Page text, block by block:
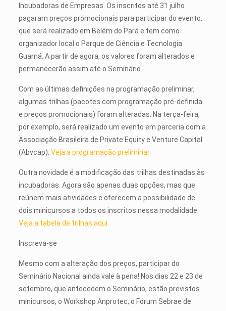
Incubadoras de Empresas. Os inscritos até 31 julho
pagaram preços promocionais para participar do evento,
que será realizado em Belém do Pará e tem como
organizador local o Parque de Ciência e Tecnologia
Guamá. A partir de agora, os valores foram alterados e
permanecerão assim até o Seminário.
Com as últimas definições na programação preliminar,
algumas trilhas (pacotes com programação pré-definida
e preços promocionais) foram alteradas. Na terça-feira,
por exemplo, será realizado um evento em parceria com a
Associação Brasileira de Private Equity e Venture Capital
(Abvcap). Veja a programação preliminar.
Outra novidade é a modificação das trilhas destinadas às
incubadoras. Agora são apenas duas opções, mas que
reúnem mais atividades e oferecem a possibilidade de
dois minicursos a todos os inscritos nessa modalidade.
Veja a tabela de trilhas aqui.
Inscreva-se
Mesmo com a alteração dos preços, participar do
Seminário Nacional ainda vale à pena! Nos dias 22 e 23 de
setembro, que antecedem o Seminário, estão previstos
minicursos, o Workshop Anprotec, o Fórum Sebrae de